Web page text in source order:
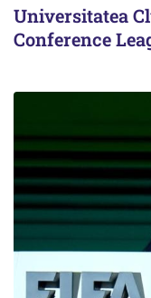
Universitatea
Conference